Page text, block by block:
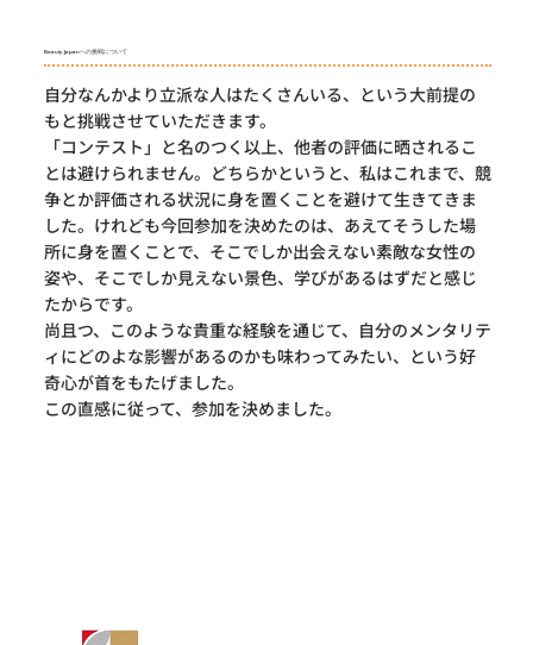
Beauty Japanへの挑戦について
自分なんかより立派な人はたくさんいる、という大前提の
もと挑戦させていただきます。
「コンテスト」と名のつく以上、他者の評価に晒されるこ
とは避けられません。どちらかというと、私はこれまで、競
争とか評価される状況に身を置くことを避けて生きてきま
した。けれども今回参加を決めたのは、あえてそうした場
所に身を置くことで、そこでしか出会えない素敵な女性の
姿や、そこでしか見えない景色、学びがあるはずだと感じ
たからです。
尚且つ、このような貴重な経験を通じて、自分のメンタリテ
ィにどのよな影響があるのかも味わってみたい、という好
奇心が首をもたげました。
この直感に従って、参加を決めました。